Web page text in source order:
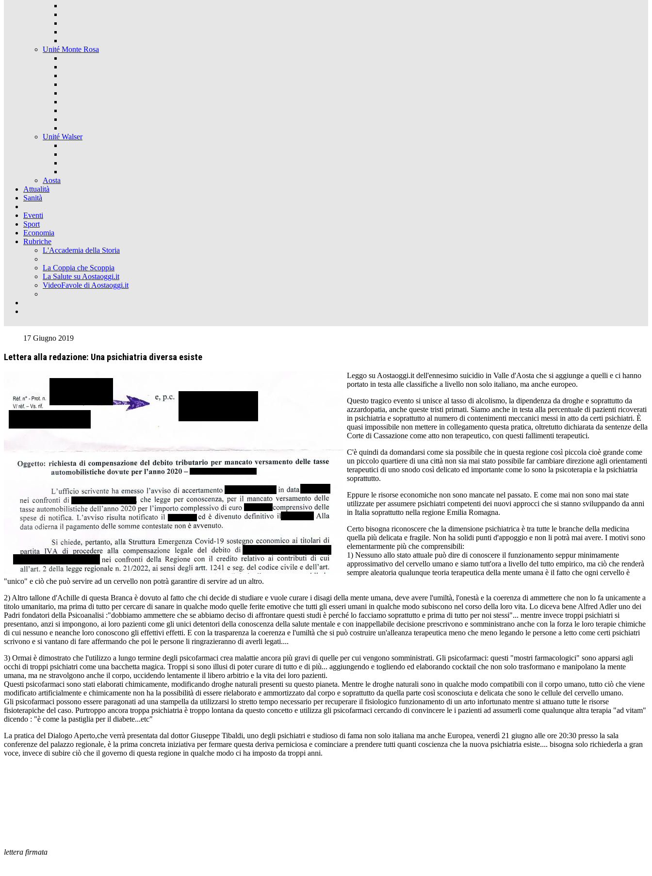
Unité Monte Rosa
Unité Walser
Aosta
Attualità
Sanità
Eventi
Sport
Economia
Rubriche
L'Accademia della Storia
La Coppia che Scoppia
La Salute su Aostaoggi.it
VideoFavole di Aostaoggi.it
17 Giugno 2019
Lettera alla redazione: Una psichiatria diversa esiste
Leggo su Aostaoggi.it dell'ennesimo suicidio in Valle d'Aosta che si aggiunge a quelli e ci hanno
portato in testa alle classifiche a livello non solo italiano, ma anche europeo.
Questo tragico evento si unisce al tasso di alcolismo, la dipendenza da droghe e soprattutto da
azzardopatia, anche queste tristi primati. Siamo anche in testa alla percentuale di pazienti ricoverati
in psichiatria e soprattutto al numero di contenimenti meccanici messi in atto da certi psichiatri. È
quasi impossibile non mettere in collegamento questa pratica, oltretutto dichiarata da sentenze della
Corte di Cassazione come atto non terapeutico, con questi fallimenti terapeutici.
C'è quindi da domandarsi come sia possibile che in questa regione così piccola cioè grande come
un piccolo quartiere di una città non sia mai stato possibile far cambiare direzione agli orientamenti
terapeutici di uno snodo così delicato ed importante come lo sono la psicoterapia e la psichiatria
soprattutto.
Eppure le risorse economiche non sono mancate nel passato. E come mai non sono mai state
utilizzate per assumere psichiatri competenti dei nuovi approcci che si stanno sviluppando da anni
in Italia soprattutto nella regione Emilia Romagna.
Certo bisogna riconoscere che la dimensione psichiatrica è tra tutte le branche della medicina
quella più delicata e fragile. Non ha solidi punti d'appoggio e non li potrà mai avere. I motivi sono
elementarmente più che comprensibili:
1) Nessuno allo stato attuale può dire di conoscere il funzionamento seppur minimamente
approssimativo del cervello umano e siamo tutt'ora a livello del tutto empirico, ma ciò che renderà
sempre aleatoria qualunque teoria terapeutica della mente umana è il fatto che ogni cervello è
"unico" e ciò che può servire ad un cervello non potrà garantire di servire ad un altro.
2) Altro tallone d'Achille di questa Branca è dovuto al fatto che chi decide di studiare e vuole curare i disagi della mente umana, deve avere l'umiltà, l'onestà e la coerenza di ammettere che non lo fa unicamente a
titolo umanitario, ma prima di tutto per cercare di sanare in qualche modo quelle ferite emotive che tutti gli esseri umani in qualche modo subiscono nel corso della loro vita. Lo diceva bene Alfred Adler uno dei
Padri fondatori della Psicoanalisi :"dobbiamo ammettere che se abbiamo deciso di affrontare questi studi è perché lo facciamo soprattutto e prima di tutto per noi stessi"... mentre invece troppi psichiatri si
presentano, anzi si impongono, ai loro pazienti come gli unici detentori della conoscenza della salute mentale e con inappellabile decisione prescrivono e somministrano anche con la forza le loro terapie chimiche
di cui nessuno e neanche loro conoscono gli effettivi effetti. E con la trasparenza la coerenza e l'umiltà che si può costruire un'alleanza terapeutica meno che meno legando le persone a letto come certi psichiatri
scrivono e si vantano di fare affermando che poi le persone li ringrazieranno di averli legati....
3) Ormai è dimostrato che l'utilizzo a lungo termine degli psicofarmaci crea malattie ancora più gravi di quelle per cui vengono somministrati. Gli psicofarmaci: questi "mostri farmacologici" sono apparsi agli
occhi di troppi psichiatri come una bacchetta magica. Troppi si sono illusi di poter curare di tutto e di più... aggiungendo e togliendo ed elaborando cocktail che non solo trasformano e manipolano la mente
umana, ma ne stravolgono anche il corpo, uccidendo lentamente il libero arbitrio e la vita dei loro pazienti.
Questi psicofarmaci sono stati elaborati chimicamente, modificando droghe naturali presenti su questo pianeta. Mentre le droghe naturali sono in qualche modo compatibili con il corpo umano, tutto ciò che viene
modificato artificialmente e chimicamente non ha la possibilità di essere rielaborato e ammortizzato dal corpo e soprattutto da quella parte così sconosciuta e delicata che sono le cellule del cervello umano.
Gli psicofarmaci possono essere paragonati ad una stampella da utilizzarsi lo stretto tempo necessario per recuperare il fisiologico funzionamento di un arto infortunato mentre si attuano tutte le risorse
fisioterapiche del caso. Purtroppo ancora troppa psichiatria è troppo lontana da questo concetto e utilizza gli psicofarmaci cercando di convincere le i pazienti ad assumerli come qualunque altra terapia "ad vitam"
dicendo : "è come la pastiglia per il diabete...etc"
La pratica del Dialogo Aperto,che verrà presentata dal dottor Giuseppe Tibaldi, uno degli psichiatri e studioso di fama non solo italiana ma anche Europea, venerdì 21 giugno alle ore 20:30 presso la sala
conferenze del palazzo regionale, è la prima concreta iniziativa per fermare questa deriva perniciosa e cominciare a prendere tutti quanti coscienza che la nuova psichiatria esiste.... bisogna solo richiederla a gran
voce, invece di subire ciò che il governo di questa regione in qualche modo ci ha imposto da troppi anni.
lettera firmata